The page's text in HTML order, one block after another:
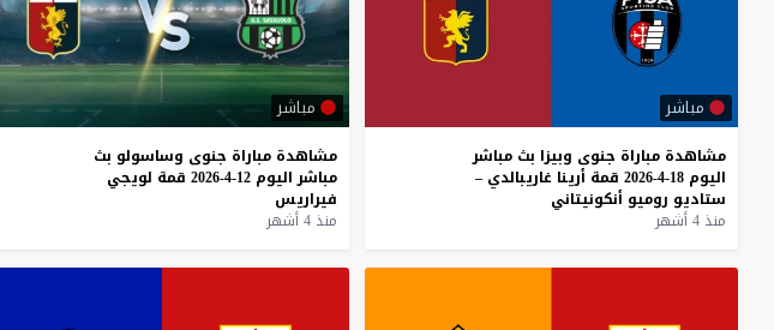
مباشر
مشاهدة مباراة جنوى وبيزا بث مباشر
اليوم 18-4-2026 قمة أرينا غاريبالدي –
ستاديو روميو أنكونيتاني
منذ 4 أشهر
مباشر
مشاهدة مباراة جنوى وساسولو بث
مباشر اليوم 12-4-2026 قمة لويجي
فيراريس
منذ 4 أشهر